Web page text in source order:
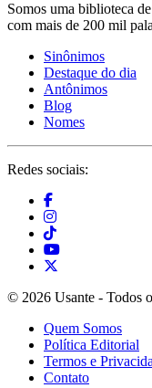
Somos uma biblioteca
com mais de 200 mil
Sinônimos
Destaque do dia
Antônimos
Blog
Nomes
Redes sociais:
© 2026 Usante - Todos
Quem Somos
Política Editorial
Termos e
Contato